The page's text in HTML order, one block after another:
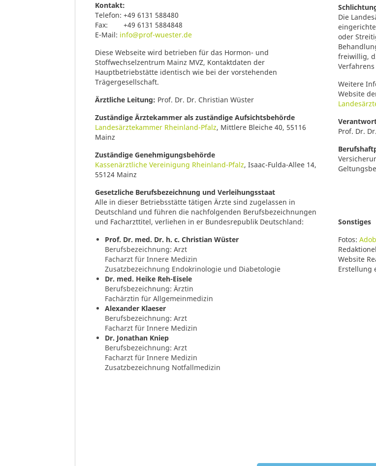
Kontakt:
Telefon: +49 6131 588480
Fax: +49 6131 5884848
E-Mail: info@prof-wuester.de
Diese Webseite wird betrieben für das Hormon- und
Stoffwechselzentrum Mainz MVZ, Kontaktdaten der
Hauptbetriebstätte identisch wie bei der vorstehenden
Trägergesellschaft.
Ärztliche Leitung: Prof. Dr. Dr. Christian Wüster
Zuständige Ärztekammer als zuständige Aufsichtsbehörde
Landesärztekammer Rheinland-Pfalz, Mittlere Bleiche 40, 55116
Mainz
Zuständige Genehmigungsbehörde
Kassenärztliche Vereinigung Rheinland-Pfalz, Isaac-Fulda-Allee 14,
55124 Mainz
Gesetzliche Berufsbezeichnung und Verleihungsstaat
Alle in dieser Betriebsstätte tätigen Ärzte sind zugelassen in
Deutschland und führen die nachfolgenden Berufsbezeichnungen
und Facharzttitel, verliehen in er Bundesrepublik Deutschland:
Prof. Dr. med. Dr. h. c. Christian Wüster
Berufsbezeichnung: Arzt
Facharzt für Innere Medizin
Zusatzbezeichnung Endokrinologie und Diabetologie
Dr. med. Heike Reh-Eisele
Berufsbezeichnung: Ärztin
Fachärztin für Allgemeinmedizin
Alexander Klaeser
Berufsbezeichnung: Arzt
Facharzt für Innere Medizin
Dr. Jonathan Kniep
Berufsbezeichnung: Arzt
Facharzt für Innere Medizin
Zusatzbezeichnung Notfallmedizin
Die
oder
freiwillig,
Weitere
Website
Prof. Dr.
Sonstiges
Fotos:
Website
Erstellung